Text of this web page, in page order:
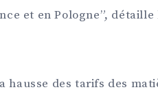
et en Pologne”,
hausse des tarifs des